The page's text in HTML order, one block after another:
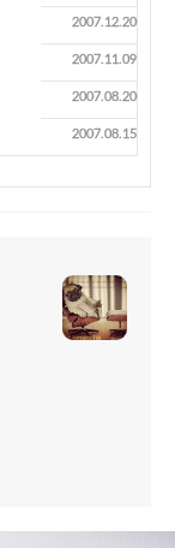
2007.12.20
2007.11.09
2007.08.20
2007.08.15